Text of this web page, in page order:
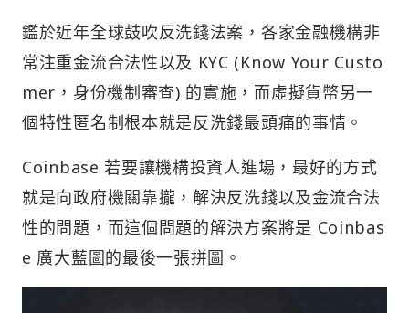
鑑於近年全球鼓吹反洗錢法案，各家金融機構非
常注重金流合法性以及 KYC (Know Your Custo
mer，身份機制審查) 的實施，而虛擬貨幣另一
個特性匿名制根本就是反洗錢最頭痛的事情。
Coinbase 若要讓機構投資人進場，最好的方式
就是向政府機關靠攏，解決反洗錢以及金流合法
性的問題，而這個問題的解決方案將是 Coinbas
e 廣大藍圖的最後一張拼圖。